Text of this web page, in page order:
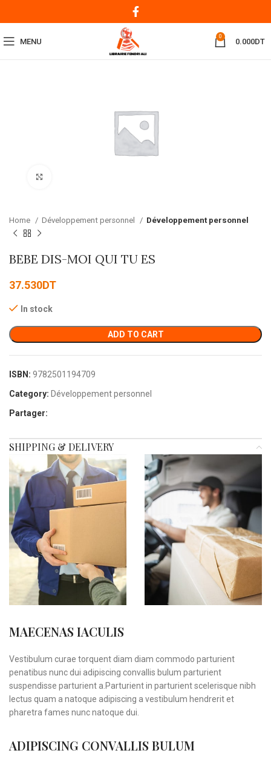
MENU
0
0.000DT
Home Développement personnel Développement personnel
BEBE DIS-MOI QUI TU ES
37.530DT
In stock
ADD TO CART
ISBN: 9782501194709
Category: Développement personnel
Partager:
SHIPPING & DELIVERY
MAECENAS IACULIS
Vestibulum curae torquent diam diam commodo parturient
penatibus nunc dui adipiscing convallis bulum parturient
suspendisse parturient a.Parturient in parturient scelerisque nibh
lectus quam a natoque adipiscing a vestibulum hendrerit et
pharetra fames nunc natoque dui.
ADIPISCING CONVALLIS BULUM